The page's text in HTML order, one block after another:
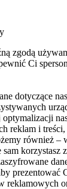
zgodą
Ci
dotyczące
reklam i
również –
korzystasz
prezentować
reklamowych